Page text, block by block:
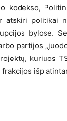
kodekso,
atskiri politikai
bylose.
partijos
kuriuos